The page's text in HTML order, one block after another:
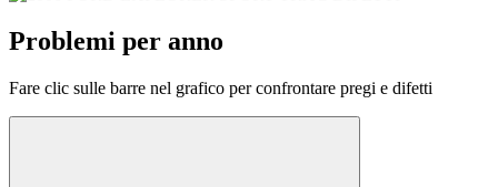
Problemi per anno
Fare clic sulle barre nel grafico per confrontare pregi e difetti